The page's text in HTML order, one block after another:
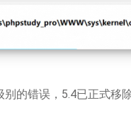
的错误，5.4已正式移